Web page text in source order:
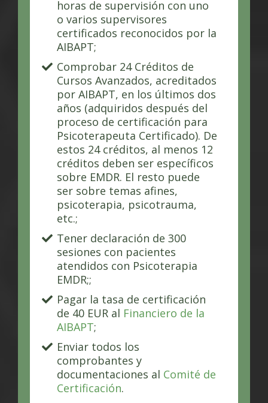
horas de supervisión con uno
o varios supervisores
certificados reconocidos por la
AIBAPT;
Comprobar 24 Créditos de
Cursos Avanzados, acreditados
por AIBAPT, en los últimos dos
años (adquiridos después del
proceso de certificación para
Psicoterapeuta Certificado). De
estos 24 créditos, al menos 12
créditos deben ser específicos
sobre EMDR. El resto puede
ser sobre temas afines,
psicoterapia, psicotrauma,
etc.;
Tener declaración de 300
sesiones con pacientes
atendidos con Psicoterapia
EMDR;;
Pagar la tasa de certificación
de 40 EUR al Financiero de la
AIBAPT;
Enviar todos los
comprobantes y
documentaciones al Comité de
Certificación.